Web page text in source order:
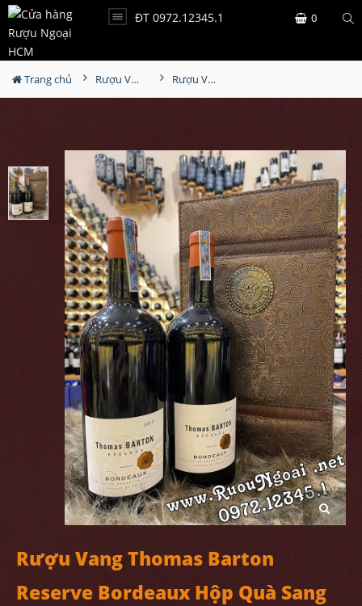
ĐT 0972.12345.1 0
Trang chủ Rượu Vang Hộp Quà Rượu Vang Thomas Barton Reserve Bordeaux Hộp Quà Sang Trọng
Rượu Vang Thomas Barton
Reserve Bordeaux Hộp Quà Sang